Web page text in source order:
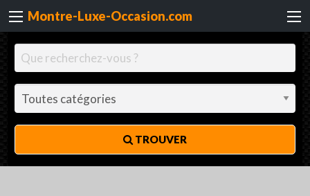
Montre-Luxe-Occasion.com
TROUVER